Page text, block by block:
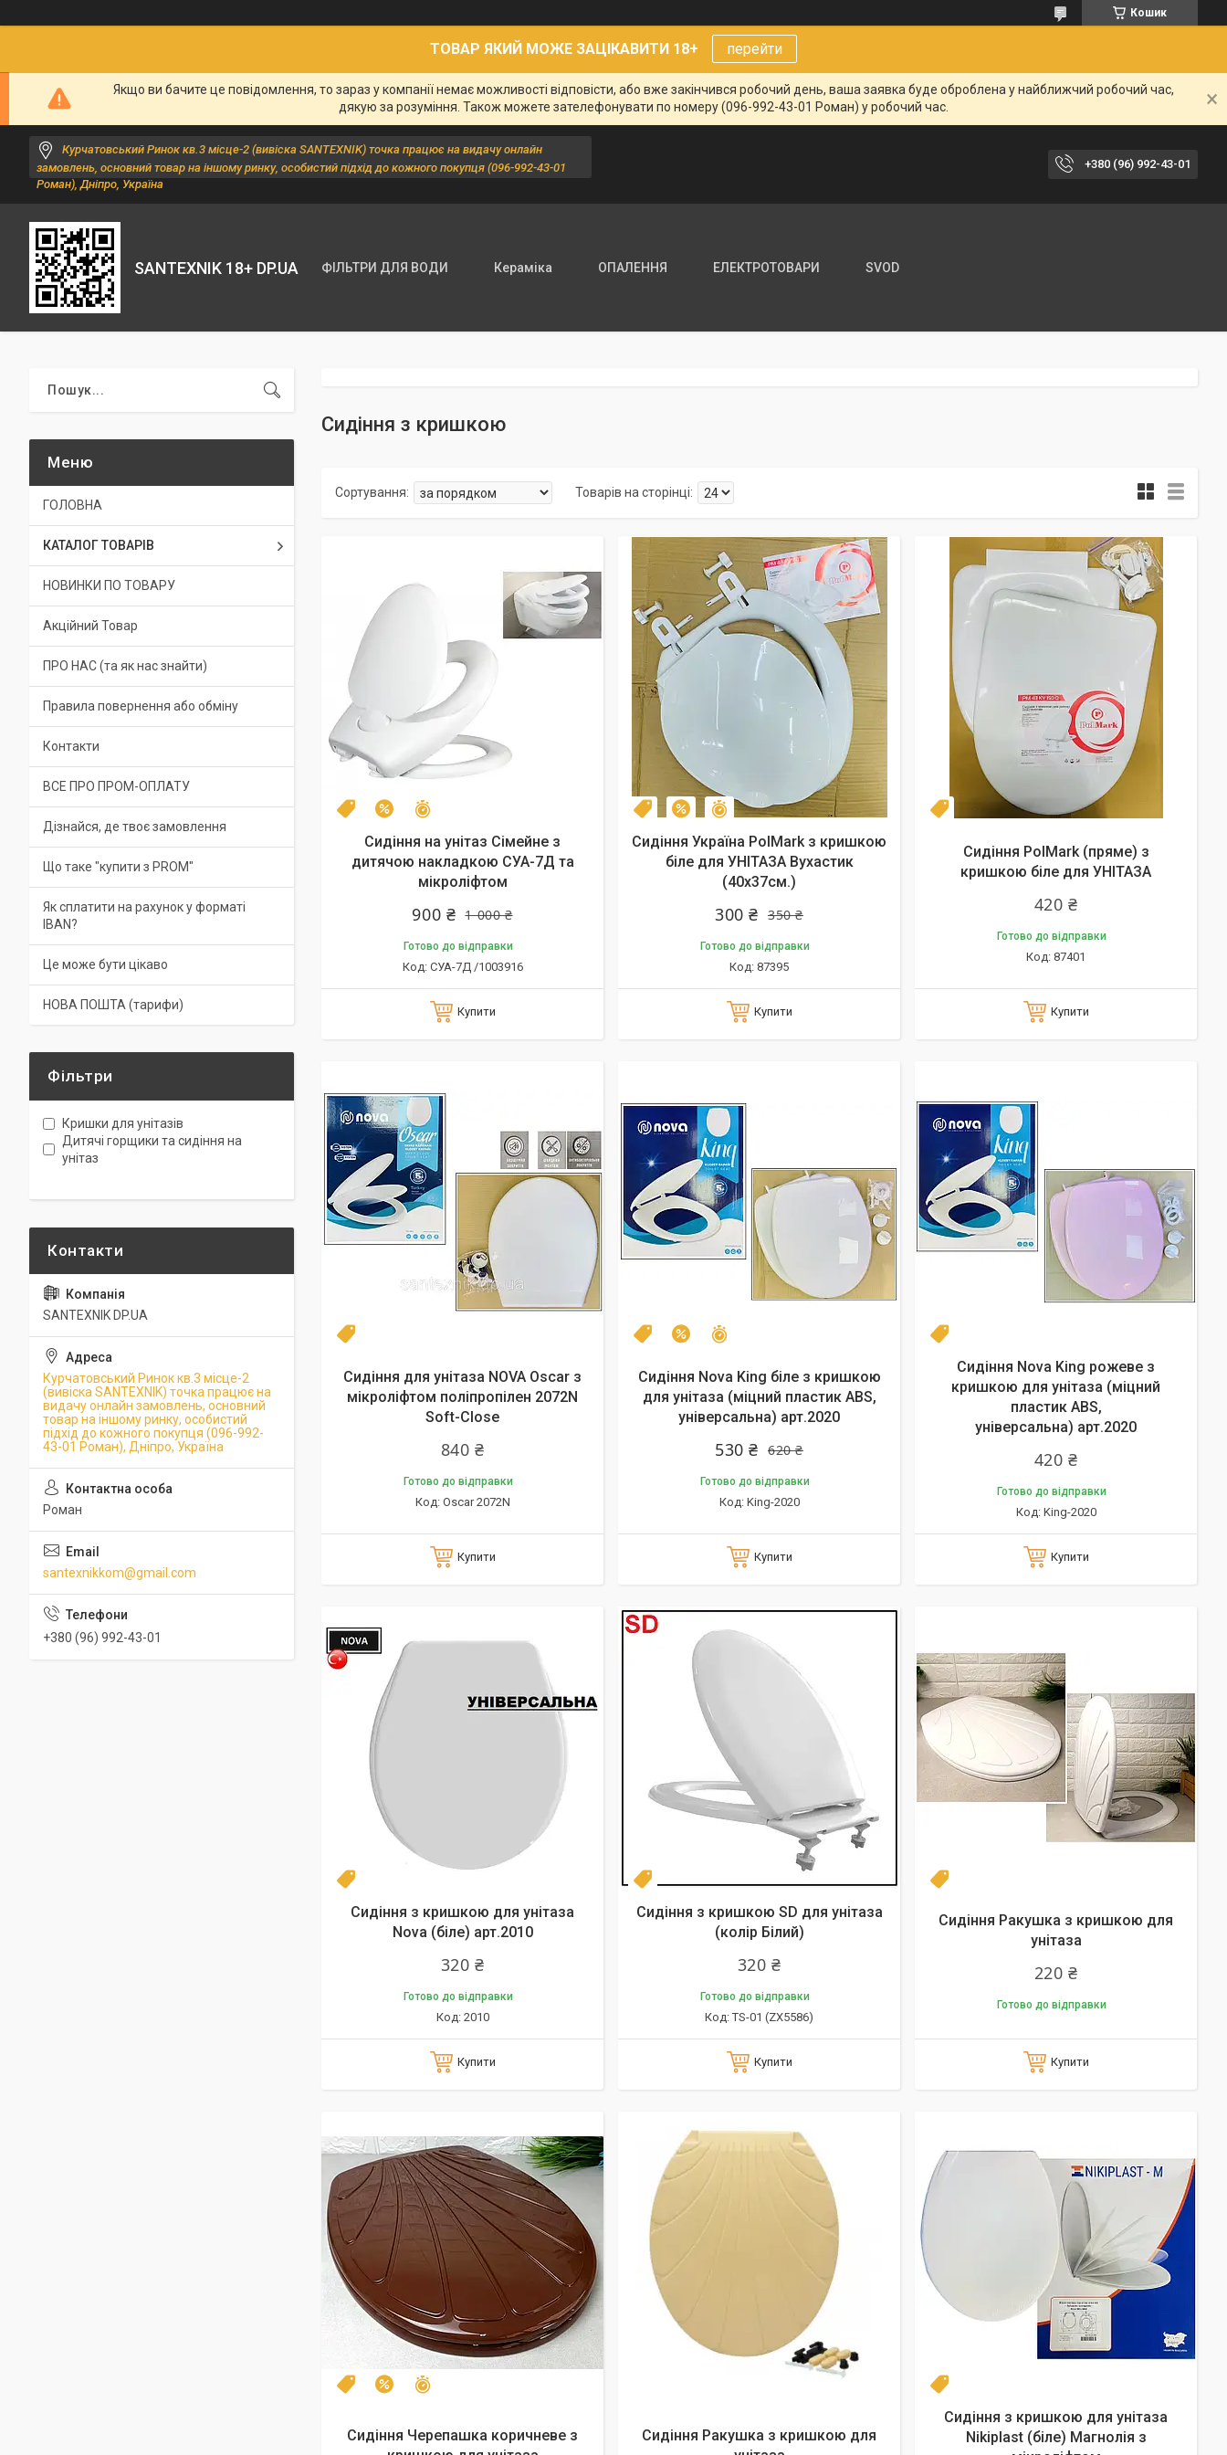
Кошик
ТОВАР ЯКИЙ МОЖЕ ЗАЦІКАВИТИ 18+ перейти
Якщо ви бачите це повідомлення, то зараз у компанії немає можливості відповісти, або вже закінчився робочий день, ваша заявка буде оброблена у найближчий робочий час,
дякую за розуміння. Також можете зателефонувати по номеру (096-992-43-01 Роман) у робочий час.
Курчатовський Ринок кв.3 місце-2 (вивіска SANTEXNIK) точка працює на видачу онлайн
замовлень, основний товар на іншому ринку, особистий підхід до кожного покупця (096-992-43-01
Роман), Дніпро, Україна
+380 (96) 992-43-01
SANTEXNIK 18+ DP.UA ФІЛЬТРИ ДЛЯ ВОДИ Кераміка ОПАЛЕННЯ ЕЛЕКТРОТОВАРИ SVOD
Сидіння з кришкою
Топ –10%
Сидіння на унітаз Сімейне з
дитячою накладкою СУА-7Д та
мікроліфтом
1 000 ₴
900 ₴
Готово до відправки
СУА-7Д /1003916
Купити
Топ –14% Залишився 41 день
Сидіння Україна PolMark з кришкою
біле для УНІТАЗА Вухастик
(40х37см.)
350 ₴
300 ₴
Готово до відправки
87395
Купити
Сидіння PolMark (пряме) з
кришкою біле для УНІТАЗА
420 ₴
Готово до відправки
87401
Купити
Сидіння для унітаза NOVA Oscar з
мікроліфтом поліпропілен 2072N
Soft-Close
840 ₴
Готово до відправки
Oscar 2072N
Купити
Топ продаж
–15%
Сидіння Nova King біле з кришкою
для унітаза (міцний пластик ABS,
універсальна) арт.2020
620 ₴
530 ₴
Готово до відправки
King-2020
Купити
Сидіння Nova King рожеве з
кришкою для унітаза (міцний
пластик ABS,
універсальна) арт.2020
420 ₴
Готово до відправки
King-2020
Купити
Сидіння з кришкою для унітаза
Nova (біле) арт.2010
320 ₴
Готово до відправки
2010
Купити
Топ продаж
Сидіння з кришкою SD для унітаза
(колір Білий)
320 ₴
Готово до відправки
TS-01 (ZX5586)
Купити
Сидіння Ракушка з кришкою для
унітаза
220 ₴
Готово до відправки
Купити
Топ –16%
Сидіння Черепашка коричневе з
Сидіння Ракушка з кришкою для
Сидіння з кришкою для унітаза
Nikiplast (біле) Магнолія з
ГОЛОВНА
КАТАЛОГ ТОВАРІВ
НОВИНКИ ПО ТОВАРУ
Акційний Товар
ПРО НАС (та як нас знайти)
Правила повернення або обміну
Контакти
ВСЕ ПРО ПРОМ-ОПЛАТУ
Дізнайся, де твоє замовлення
Що таке "купити з PROM"
Як сплатити на рахунок у форматі
IBAN?
Це може бути цікаво
НОВА ПОШТА (тарифи)
Фільтри
Кришки для унітазів
Дитячі горщики та сидіння на
унітаз
SANTEXNIK DP.UA
Курчатовський Ринок кв.3 місце-2
(вивіска SANTEXNIK) точка працює на
видачу онлайн замовлень, основний
товар на іншому ринку, особистий
підхід до кожного покупця (096-992-
43-01 Роман), Дніпро, Україна
Роман
santexnikkom@gmail.com
+380 (96) 992-43-01